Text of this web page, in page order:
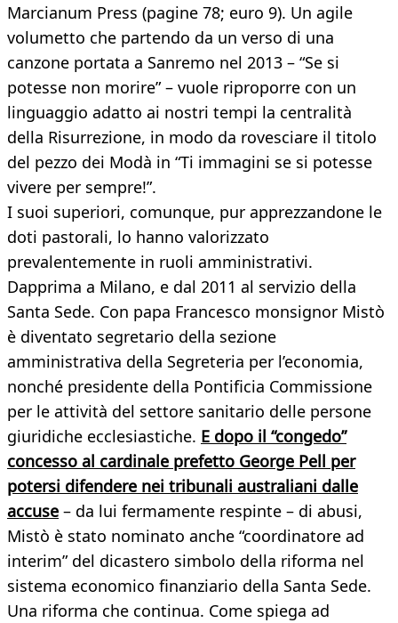
Marcianum Press (pagine 78; euro 9). Un agile
volumetto che partendo da un verso di una
canzone portata a Sanremo nel 2013 – “Se si
potesse non morire” – vuole riproporre con un
linguaggio adatto ai nostri tempi la centralità
della Risurrezione, in modo da rovesciare il titolo
del pezzo dei Modà in “Ti immagini se si potesse
vivere per sempre!”.
I suoi superiori, comunque, pur apprezzandone le
doti pastorali, lo hanno valorizzato
prevalentemente in ruoli amministrativi.
Dapprima a Milano, e dal 2011 al servizio della
Santa Sede. Con papa Francesco monsignor Mistò
è diventato segretario della sezione
amministrativa della Segreteria per l’economia,
nonché presidente della Pontificia Commissione
per le attività del settore sanitario delle persone
giuridiche ecclesiastiche. E dopo il “congedo”
concesso al cardinale prefetto George Pell per
potersi difendere nei tribunali australiani dalle
accuse – da lui fermamente respinte – di abusi,
Mistò è stato nominato anche “coordinatore ad
interim” del dicastero simbolo della riforma nel
sistema economico finanziario della Santa Sede.
Una riforma che continua. Come spiega ad